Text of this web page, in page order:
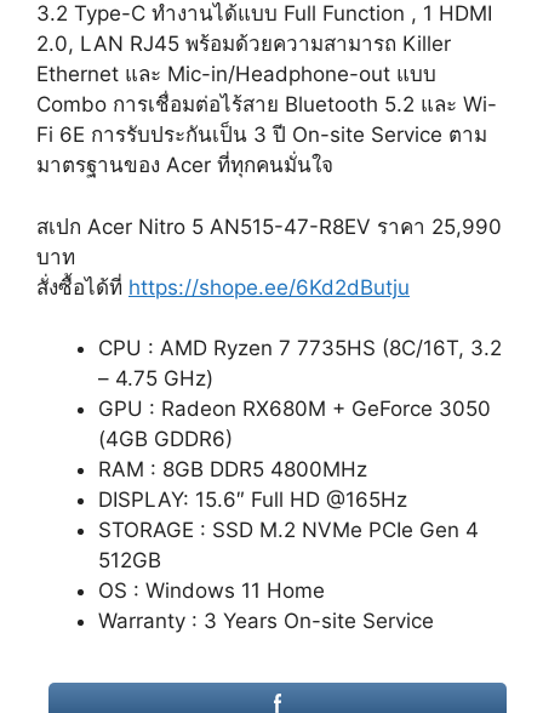
3.2 Type-C ทำงานได้แบบ Full Function , 1 HDMI
2.0, LAN RJ45 พร้อมด้วยความสามารถ Killer
Ethernet และ Mic-in/Headphone-out แบบ
Combo การเชื่อมต่อไร้สาย Bluetooth 5.2 และ Wi-
Fi 6E การรับประกันเป็น 3 ปี On-site Service ตาม
มาตรฐานของ Acer ที่ทุกคนมั่นใจ
สเปก Acer Nitro 5 AN515-47-R8EV ราคา 25,990
บาท
สั่งซื้อได้ที่ https://shope.ee/6Kd2dButju
CPU : AMD Ryzen 7 7735HS (8C/16T, 3.2
– 4.75 GHz)
GPU : Radeon RX680M + GeForce 3050
(4GB GDDR6)
RAM : 8GB DDR5 4800MHz
DISPLAY: 15.6″ Full HD @165Hz
STORAGE : SSD M.2 NVMe PCIe Gen 4
512GB
OS : Windows 11 Home
Warranty : 3 Years On-site Service